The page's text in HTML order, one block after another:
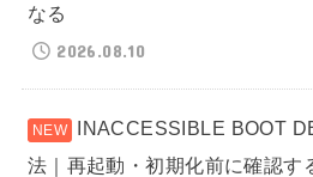
なる
2026.08.10
INACCESSIBLE BOOT
法｜再起動・初期化前に確認す